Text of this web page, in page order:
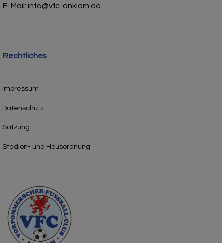
E-Mail: info@vfc-anklam.de
Rechtliches
Impressum
Datenschutz
Satzung
Stadion- und Hausordnung